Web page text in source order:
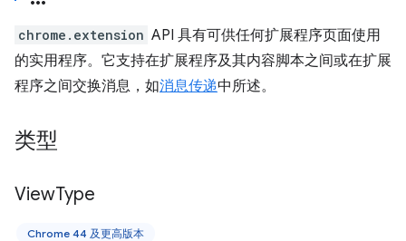
chrome.extension API 具有可供任何扩展程序页面使用
的实用程序。它支持在扩展程序及其内容脚本之间或在扩展
程序之间交换消息，如消息传递中所述。
类型
ViewType
Chrome 44 及更高版本